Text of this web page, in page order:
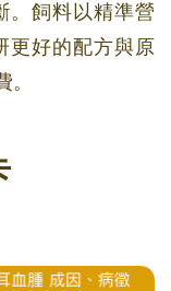
。飼料以精準營
更好的配方與原